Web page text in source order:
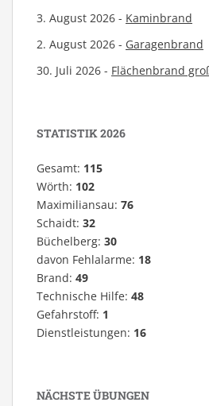
3. August 2026 - Kaminbrand
2. August 2026 - Garagenbrand
30. Juli 2026 - Flächenbrand
STATISTIK 2026
Gesamt: 115
Wörth: 102
Maximiliansau: 76
Schaidt: 32
Büchelberg: 30
davon Fehlalarme: 18
Brand: 49
Technische Hilfe: 48
Gefahrstoff: 1
Dienstleistungen: 16
NÄCHSTE ÜBUNGEN